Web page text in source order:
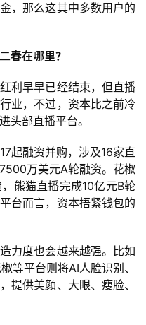
，那么这其中多数用户的
春在哪里？
利早早已经结束，但直播
业，不过，资本比之前冷
头部直播平台。
起融资并购，涉及16家直
万美元A轮融资。花椒
熊猫直播完成10亿元B轮
台而言，资本捂紧钱包的
力度也会越来越强。比如
等平台则将AI人脸识别、
提供美颜、大眼、瘦脸、